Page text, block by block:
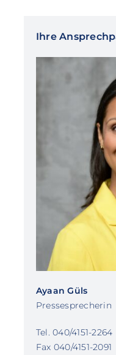
Ihre
Ayaan Güls
Pressesprecherin
Tel. 040/4151-2264
Fax 040/4151-2091